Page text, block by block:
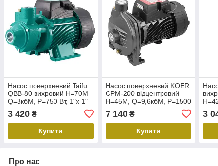
Насос поверхневий Taifu
QBB-80 вихровий Н=70М
Q=3кбМ, P=750 Вт, 1"x 1"
3 420 ₴
Купити
Насос поверхневий KOER
CPM-200 відцентровий
Н=45М, Q=9,6кбМ, P=1500
7 140₴
Купити
3
Про нас